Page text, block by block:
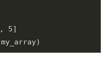
, 5]